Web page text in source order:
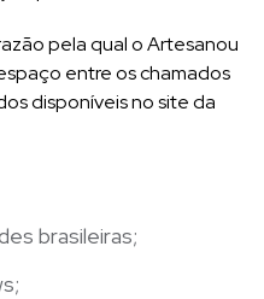
pela qual o Artesanou
entre os chamados
disponíveis no site da
brasileiras;